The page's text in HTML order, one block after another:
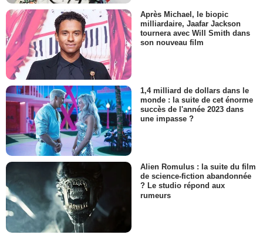
Après Michael, le biopic
milliardaire, Jaafar Jackson
tournera avec Will Smith dans
son nouveau film
1,4 milliard de dollars dans le
monde : la suite de cet énorme
succès de l'année 2023 dans
une impasse ?
Alien Romulus : la suite du film
de science-fiction abandonnée
? Le studio répond aux
rumeurs